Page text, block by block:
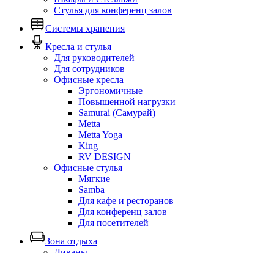
Стулья для конференц залов
Системы хранения
Кресла и стулья
Для руководителей
Для сотрудников
Офисные кресла
Эргономичные
Повышенной нагрузки
Samurai (Самурай)
Metta
Metta Yoga
King
RV DESIGN
Офисные стулья
Мягкие
Samba
Для кафе и ресторанов
Для конференц залов
Для посетителей
Зона отдыха